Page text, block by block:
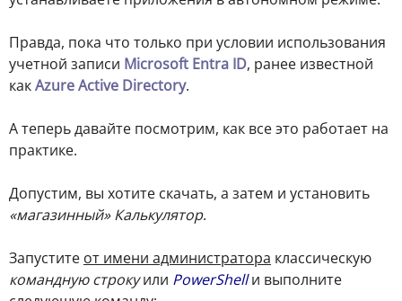
Правда, пока что только при условии использования
учетной записи Microsoft Entra ID, ранее известной
какAzure Active Directory.
А теперь давайте посмотрим, как все это работает на
практике.
Допустим, вы хотите скачать, а затем и установить
«магазинный» Калькулятор.
Запустите от имени администратора классическую
командную строкуили PowerShellи выполните